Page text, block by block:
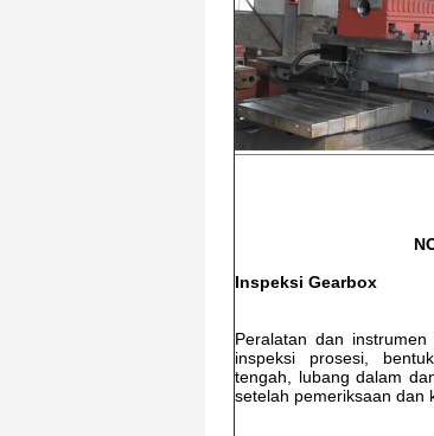
Inspeksi Gearbox
Peralatan dan
inspeksi prosesi,
tengah, lubang dalam
setelah pemeriksaan dan